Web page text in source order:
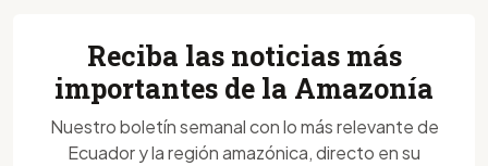
Reciba las noticias más
importantes de la Amazonía
Nuestro boletín semanal con lo más relevante de
Ecuador y la región amazónica, directo en su